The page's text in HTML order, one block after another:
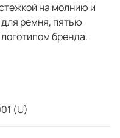
на молнию и
ремня, пятью
бренда.
(U)